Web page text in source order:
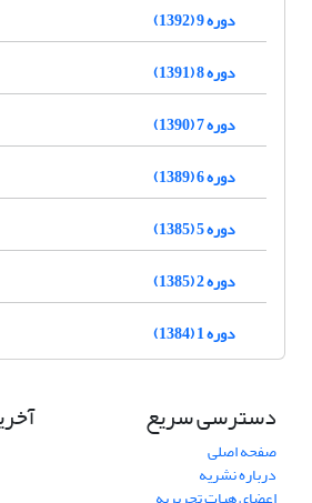
دوره 9 (1392)
دوره 8 (1391)
دوره 7 (1390)
دوره 6 (1389)
دوره 5 (1385)
دوره 2 (1385)
دوره 1 (1384)
دسترسی سریع
صفحه اصلی
درباره نشریه